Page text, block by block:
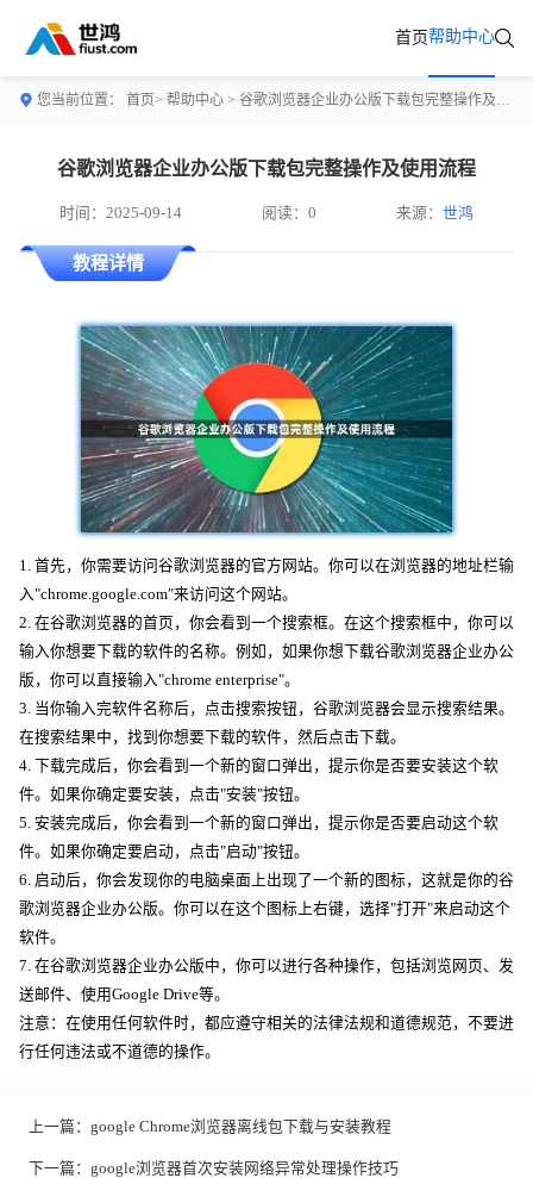
首页帮助中心
您当前位置： 首页> 帮助中心 > 谷歌浏览器企业办公版下载包完整操作及使用流程
谷歌浏览器企业办公版下载包完整操作及使用流程
时间：2025-09-14 阅读：0 来源：世鸿
教程详情
1. 首先，你需要访问谷歌浏览器的官方网站。你可以在浏览器的地址栏输
入"chrome.google.com"来访问这个网站。
2. 在谷歌浏览器的首页，你会看到一个搜索框。在这个搜索框中，你可以
输入你想要下载的软件的名称。例如，如果你想下载谷歌浏览器企业办公
版，你可以直接输入"chrome enterprise"。
3. 当你输入完软件名称后，点击搜索按钮，谷歌浏览器会显示搜索结果。
在搜索结果中，找到你想要下载的软件，然后点击下载。
4. 下载完成后，你会看到一个新的窗口弹出，提示你是否要安装这个软
件。如果你确定要安装，点击"安装"按钮。
5. 安装完成后，你会看到一个新的窗口弹出，提示你是否要启动这个软
件。如果你确定要启动，点击"启动"按钮。
6. 启动后，你会发现你的电脑桌面上出现了一个新的图标，这就是你的谷
歌浏览器企业办公版。你可以在这个图标上右键，选择"打开"来启动这个
软件。
7. 在谷歌浏览器企业办公版中，你可以进行各种操作，包括浏览网页、发
送邮件、使用Google Drive等。
注意：在使用任何软件时，都应遵守相关的法律法规和道德规范，不要进
行任何违法或不道德的操作。
上一篇： google Chrome浏览器离线包下载与安装教程
下一篇： google浏览器首次安装网络异常处理操作技巧